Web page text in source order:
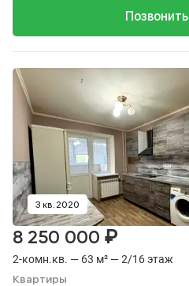
Позвонить
3 кв. 2020
2-комн.кв. — 63 м² — 2/16 этаж
Квартиры
8 250 000 ₽